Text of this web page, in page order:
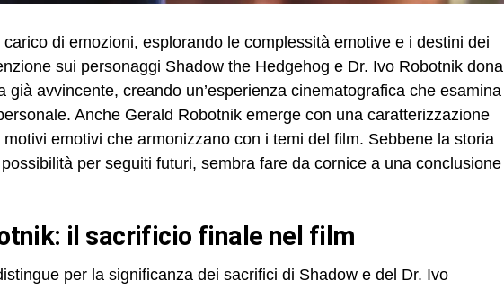
di emozioni, esplorando le complessità emotive e i destini dei
sui personaggi Shadow the Hedgehog e Dr. Ivo Robotnik dona
già avvincente, creando un’esperienza cinematografica che esamina
Anche Gerald Robotnik emerge con una caratterizzazione
emotivi che armonizzano con i temi del film. Sebbene la storia
per seguiti futuri, sembra fare da cornice a una conclusione
il sacrificio finale nel film
per la significanza dei sacrifici di Shadow e del Dr. Ivo